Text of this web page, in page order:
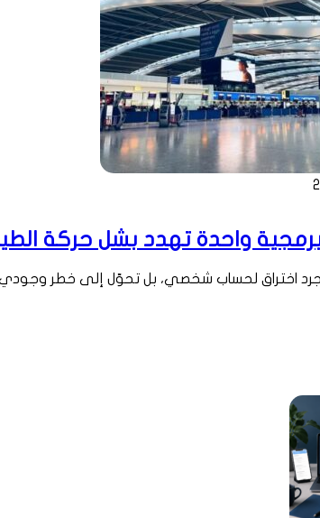
واحدة تهدد بشل حركة
اختراق لحساب شخصي، بل تحوّل إلى خطر وجودي